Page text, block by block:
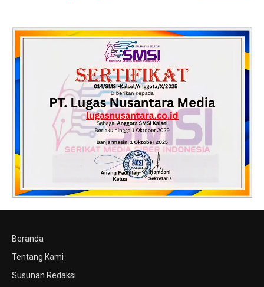
Beranda
Tentang Kami
Susunan Redaksi